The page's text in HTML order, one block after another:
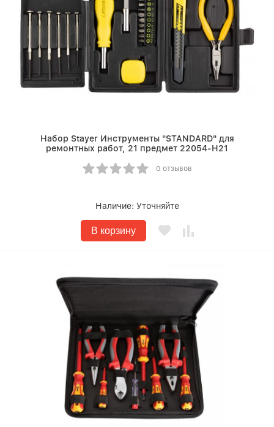
Набор Stayer Инструменты "STANDARD" для
ремонтных работ, 21 предмет 22054-H21
0 отзывов
Наличие: Уточняйте
В корзину